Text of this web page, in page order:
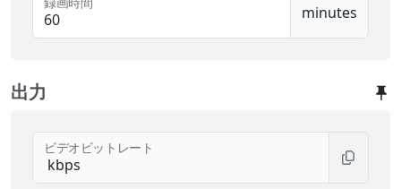
minutes
出力
ビデオビットレート